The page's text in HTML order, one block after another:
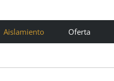
Aislamiento Oferta